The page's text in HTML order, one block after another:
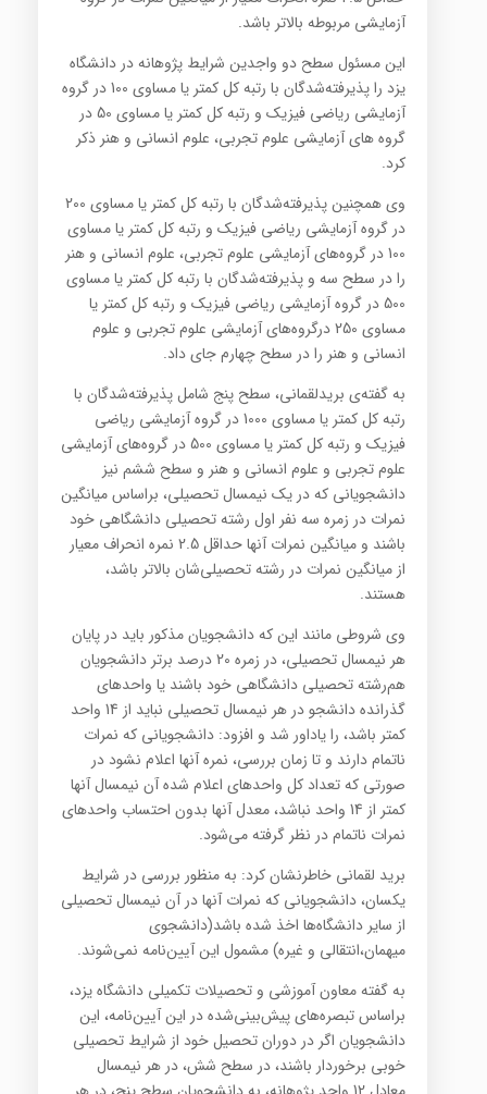
آزمایشی مربوطه بالاتر باشد.
این مسئول سطح دو واجدین شرایط پژوهانه در دانشگاه
یزد را پذیرفته‌شدگان با رتبه کل کمتر یا مساوی 100 در گروه
آزمایشی ریاضی فیزیک و رتبه کل کمتر یا مساوی 50 در
گروه های آزمایشی علوم تجربی، علوم انسانی و هنر ذکر
کرد.
وی همچنین پذیرفته‌شدگان با رتبه کل کمتر یا مساوی 200
در گروه آزمایشی ریاضی فیزیک و رتبه کل کمتر یا مساوی
100 در گروه‌های آزمایشی علوم تجربی، علوم انسانی و هنر
را در سطح سه و پذیرفته‌شدگان با رتبه کل کمتر یا مساوی
500 در گروه آزمایشی ریاضی فیزیک و رتبه کل کمتر یا
مساوی 250 درگروه‌های آزمایشی علوم تجربی و علوم
انسانی و هنر را در سطح چهارم جای داد.
به گفته‌ی بریدلقمانی، سطح پنج شامل پذیرفته‌شدگان با
رتبه کل کمتر یا مساوی 1000 در گروه آزمایشی ریاضی
فیزیک و رتبه کل کمتر یا مساوی 500 در گروه‌های آزمایشی
علوم تجربی و علوم انسانی و هنر و سطح ششم نیز
دانشجویانی که در یک نیمسال تحصیلی، براساس میانگین
نمرات در زمره‌ سه نفر اول رشته تحصیلی دانشگاهی خود
باشند و میانگین نمرات آنها حداقل 2.5 نمره انحراف معیار
از میانگین نمرات در رشته تحصیلی‌شان بالاتر باشد،
هستند.
وی شروطی مانند این که دانشجویان مذکور باید در پایان
هر نیمسال تحصیلی، در زمره 20 درصد برتر دانشجویان
هم‌رشته تحصیلی دانشگاهی خود باشند یا واحدهای
گذرانده دانشجو در هر نیمسال تحصیلی نباید از 14 واحد
کمتر باشد، را یاداور شد و افزود: دانشجویانی که نمرات
ناتمام دارند و تا زمان بررسی، نمره آنها اعلام نشود در
صورتی ‌که تعداد کل واحدهای اعلام شده آن نیمسال آنها
کمتر از 14 واحد نباشد، معدل آنها بدون احتساب واحدهای
نمرات ناتمام در نظر گرفته می‌شود.
برید لقمانی خاطرنشان کرد: به منظور بررسی در شرایط
یکسان، دانشجویانی که نمرات آنها در آن نیمسال تحصیلی
از سایر دانشگاه‌ها اخذ شده باشد(دانشجوی
میهمان،انتقالی و غیره) مشمول این آیین‌نامه نمی‌شوند.
به گفته معاون آموزشی و تحصیلات تکمیلی دانشگاه یزد،
براساس تبصره‌های پیش‌بینی‌شده در این آیین‌نامه، این
دانشجویان اگر در دوران تحصیل خود از شرایط تحصیلی
خوبی برخوردار باشند، در سطح شش، در هر نیمسال